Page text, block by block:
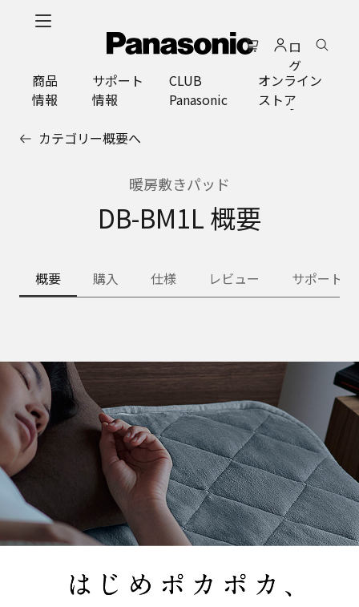
ロ
グ
イ
ン
商品
情報
サポート
情報
CLUB
Panasonic
オンライン
ストア
カテゴリー概要へ
暖房敷きパッド
DB-BM1L 概要
概要 購入 仕様 レビュー サポート